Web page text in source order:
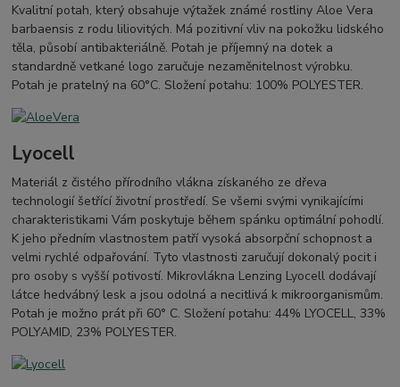
Kvalitní potah, který obsahuje výtažek známé rostliny Aloe Vera
barbaensis z rodu liliovitých. Má pozitivní vliv na pokožku lidského
těla, působí antibakteriálně. Potah je příjemný na dotek a
standardně vetkané logo zaručuje nezaměnitelnost výrobku.
Potah je pratelný na 60°C. Složení potahu: 100% POLYESTER.
Lyocell
Materiál z čistého přírodního vlákna získaného ze dřeva
technologií šetřící životní prostředí. Se všemi svými vynikajícími
charakteristikami Vám poskytuje během spánku optimální pohodlí.
K jeho předním vlastnostem patří vysoká absorpční schopnost a
velmi rychlé odpařování. Tyto vlastnosti zaručují dokonalý pocit i
pro osoby s vyšší potivostí. Mikrovlákna Lenzing Lyocell dodávají
látce hedvábný lesk a jsou odolná a necitlivá k mikroorganismům.
Potah je možno prát při 60° C. Složení potahu: 44% LYOCELL, 33%
POLYAMID, 23% POLYESTER.